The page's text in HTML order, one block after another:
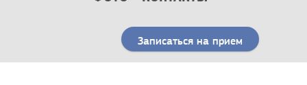
Записаться на прием